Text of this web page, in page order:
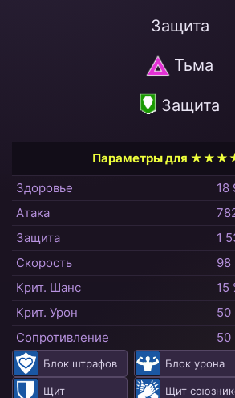
Защита
Тьма
Защита
Параметры для
Здоровье
18
Атака
Защита
1
Скорость
98
Крит. Шанс
15
Крит. Урон
50
Сопротивление
50
Блок штрафов Блок урона
Щит Щит